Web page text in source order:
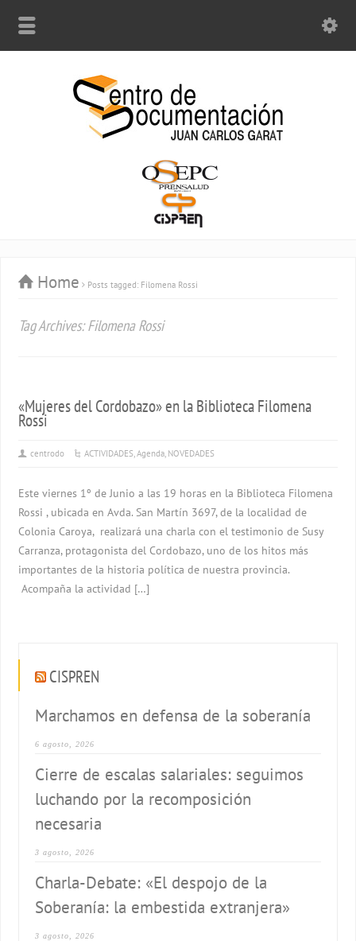
Home Posts tagged: Filomena Rossi
Tag Archives: Filomena Rossi
«Mujeres del Cordobazo» en la Biblioteca Filomena
Rossi
centrodo ACTIVIDADES,Agenda, NOVEDADES
Este viernes 1º de Junio a las 19 horas en la Biblioteca Filomena
Rossi , ubicada en Avda. San Martín 3697, de la localidad de
Colonia Caroya, realizará una charla con el testimonio de Susy
Carranza, protagonista del Cordobazo, uno de los hitos más
importantes de la historia política de nuestra provincia.
Acompaña la actividad […]
CISPREN
Marchamos en defensa de la soberanía
6 agosto, 2026
Cierre de escalas salariales: seguimos
luchando por la recomposición
necesaria
3 agosto, 2026
Charla-Debate: «El despojo de la
Soberanía: la embestida extranjera»
3 agosto, 2026